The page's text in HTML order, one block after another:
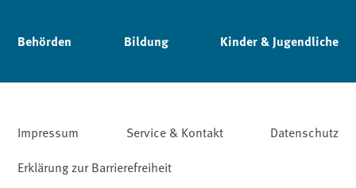
Behörden Bildung Kinder & Jugendliche
Impressum Service & Kontakt
Datenschutz
Erklärung zur Barrierefreiheit